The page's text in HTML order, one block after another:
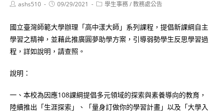
Postashs510
Post09/29/2021
Post學生事務/教務處公告
國立臺灣師範大學辦理「高中漾大師」系列課程，提倡新課綱自主
學習之精神，並藉此推廣圓夢助學方案，引導弱勢學生反思學習過
程，詳如說明，請查照。
說明：
一、本校為因應108課綱提倡多元領域的探索與素養導向的教育，
陸續推出「生涯探索」、「量身訂做你的學習計畫」以及「大學入